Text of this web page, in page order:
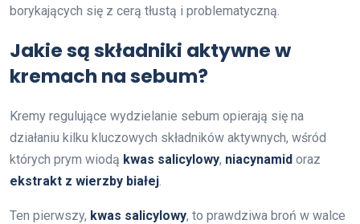
borykających się z cerą tłustą i problematyczną.
Jakie są składniki aktywne w
kremach na sebum?
Kremy regulujące wydzielanie sebum opierają się na
działaniu kilku kluczowych składników aktywnych, wśród
których prym wiodą kwas salicylowy, niacynamid oraz
ekstrakt z wierzby białej.
Ten pierwszy, kwas salicylowy, to prawdziwa broń w walce